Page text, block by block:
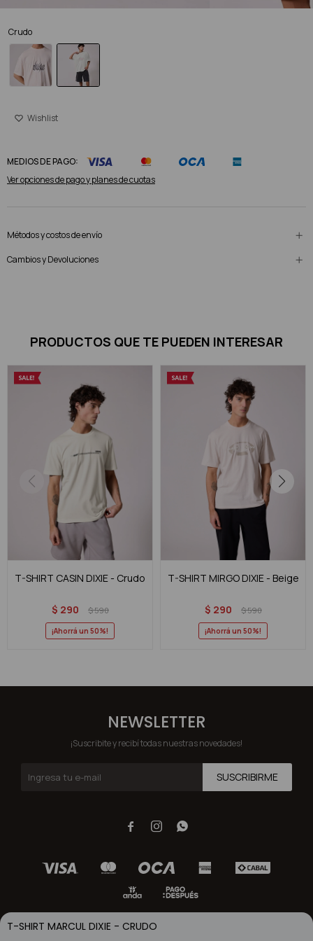
Crudo
T-SHIRT MARCUL DIXIE - CRUDO
MEDIOS DE PAGO:
Ver opciones de pago y planes de cuotas
Métodos y costos de envío
Cambios y Devoluciones
PRODUCTOS QUE TE PUEDEN INTERESAR
T-SHIRT CASIN DIXIE - Crudo
$ 290 $590
50
T-SHIRT MIRGO DIXIE - Beige
$ 290 $590
50
NEWSLETTER
¡Suscribite y recibí todas nuestras novedades!
SUSCRIBIRME
  